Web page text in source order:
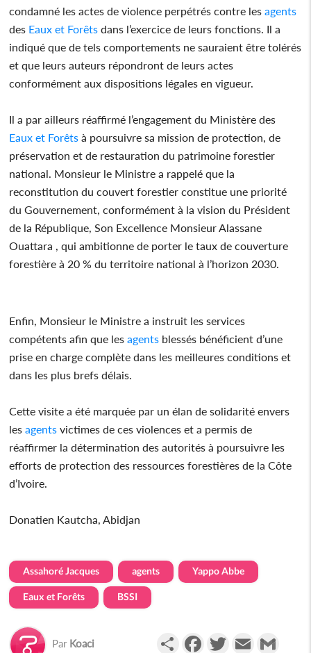
condamné les actes de violence perpétrés contre lesagents
des Eaux et Forêts dans l’exercice de leurs fonctions. Il a
indiqué que de tels comportements ne sauraient être tolérés
et que leurs auteurs répondront de leurs actes
conformément aux dispositions légales en vigueur.
Il a par ailleurs réaffirmé l’engagement du Ministère des
Eaux et Forêts à poursuivre sa mission de protection, de
préservation et de restauration du patrimoine forestier
national. Monsieur le Ministre a rappelé que la
reconstitution du couvert forestier constitue une priorité
du Gouvernement, conformément à la vision du Président
de la République, Son Excellence Monsieur Alassane
Ouattara , qui ambitionne de porter le taux de couverture
forestière à 20 % du territoire national à l’horizon 2030.
Enfin, Monsieur le Ministre a instruit les services
compétents afin que lesagents blessés bénéficient d’une
prise en charge complète dans les meilleures conditions et
dans les plus brefs délais.
Cette visite a été marquée par un élan de solidarité envers
lesagents victimes de ces violences et a permis de
réaffirmer la détermination des autorités à poursuivre les
efforts de protection des ressources forestières de la Côte
d’Ivoire.
Donatien Kautcha, Abidjan
Assahoré Jacques agents Yappo Abbe
Eaux et Forêts BSSI
Par Koaci PartagerFacebookTwitterEmail